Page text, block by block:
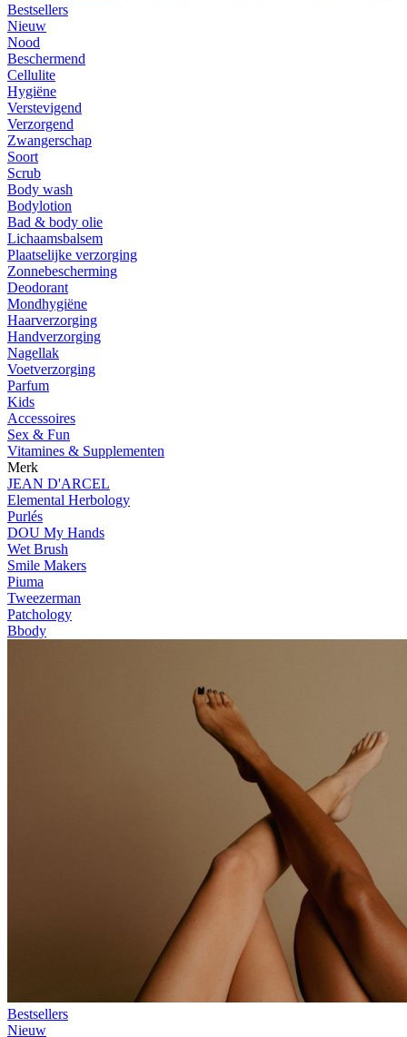
Bestsellers
Nieuw
Nood
Beschermend
Cellulite
Hygiëne
Verstevigend
Verzorgend
Zwangerschap
Soort
Scrub
Body wash
Bodylotion
Bad & body olie
Lichaamsbalsem
Plaatselijke verzorging
Zonnebescherming
Deodorant
Mondhygiëne
Haarverzorging
Handverzorging
Nagellak
Voetverzorging
Parfum
Kids
Accessoires
Sex & Fun
Vitamines & Supplementen
Merk
JEAN D'ARCEL
Elemental Herbology
Purlés
DOU My Hands
Wet Brush
Smile Makers
Piuma
Tweezerman
Patchology
Bbody
Bestsellers
Nieuw